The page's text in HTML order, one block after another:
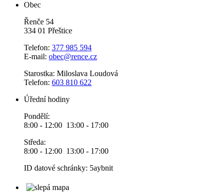
Obec
Řenče 54
334 01 Přeštice
Telefon: 377 985 594
E-mail: obec@rence.cz
Starostka: Miloslava Loudová
Telefon: 603 810 622
Úřední hodiny
Pondělí:
8:00 - 12:00 13:00 - 17:00
Středa:
8:00 - 12:00 13:00 - 17:00
ID datové schránky: 5aybnit